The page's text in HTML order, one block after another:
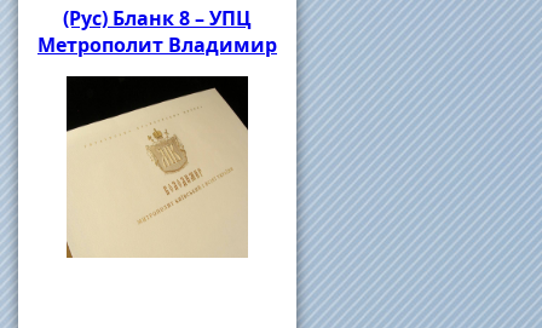
(Рус) Бланк 8 – УПЦ
Метрополит Владимир